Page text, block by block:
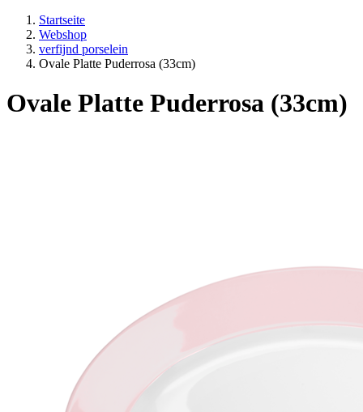
Startseite
Webshop
verfijnd porselein
Ovale Platte Puderrosa (33cm)
Ovale Platte Puderrosa (33cm)